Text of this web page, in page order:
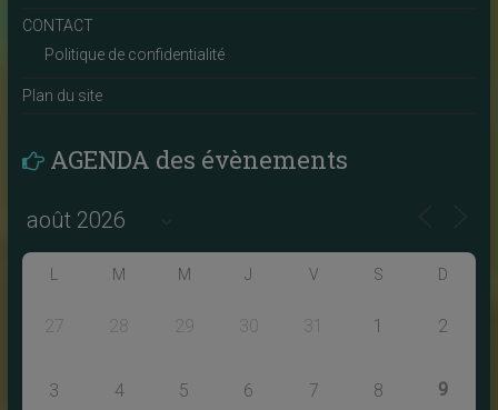
CONTACT
Politique de confidentialité
Plan du site
AGENDA des évènements
L M M J V S D
27 28 29 30 31 1 2
3 4 5 6 7 8 9